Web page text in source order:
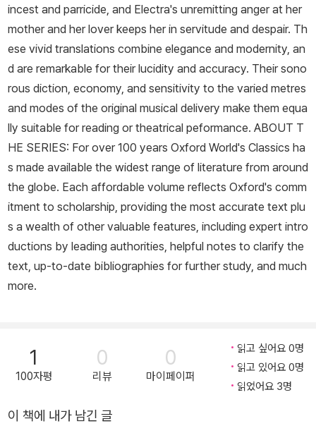
incest and parricide, and Electra's unremitting anger at her
mother and her lover keeps her in servitude and despair. Th
ese vivid translations combine elegance and modernity, an
d are remarkable for their lucidity and accuracy. Their sono
rous diction, economy, and sensitivity to the varied metres
and modes of the original musical delivery make them equa
lly suitable for reading or theatrical peformance. ABOUT T
HE SERIES: For over 100 years Oxford World's Classics ha
s made available the widest range of literature from around
the globe. Each affordable volume reflects Oxford's comm
itment to scholarship, providing the most accurate text plu
s a wealth of other valuable features, including expert intro
ductions by leading authorities, helpful notes to clarify the
text, up-to-date bibliographies for further study, and much
more.
1
100자평
0
리뷰
0
마이페이퍼
읽고 싶어요 0명
읽고 있어요 0명
읽었어요 3명
이 책에 내가 남긴 글